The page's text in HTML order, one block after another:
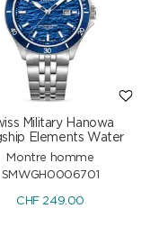
Military Hanowa
Elements Water
Montre homme
SMWGH0006701
CHF249.00